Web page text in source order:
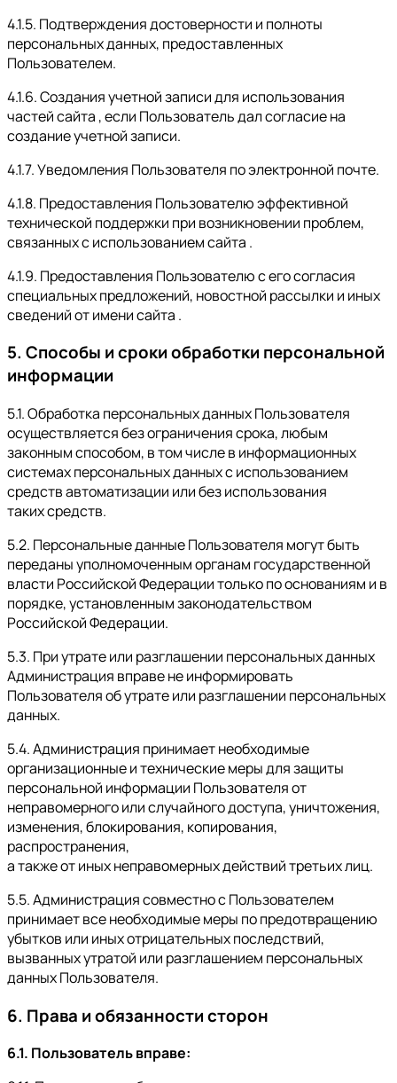
4.1.5. Подтверждения достоверности и полноты
персональных данных, предоставленных
Пользователем.
4.1.6. Создания учетной записи для использования
частей сайта , если Пользователь дал согласие на
создание учетной записи.
4.1.7. Уведомления Пользователя по электронной почте.
4.1.8. Предоставления Пользователю эффективной
технической поддержки при возникновении проблем,
связанных с использованием сайта .
4.1.9. Предоставления Пользователю с его согласия
специальных предложений, новостной рассылки и иных
сведений от имени сайта .
5. Способы и сроки обработки персональной
информации
5.1. Обработка персональных данных Пользователя
осуществляется без ограничения срока, любым
законным способом, в том числе в информационных
системах персональных данных с использованием
средств автоматизации или без использования
таких средств.
5.2. Персональные данные Пользователя могут быть
переданы уполномоченным органам государственной
власти Российской Федерации только по основаниям и в
порядке, установленным законодательством
Российской Федерации.
5.3. При утрате или разглашении персональных данных
Администрация вправе не информировать
Пользователя об утрате или разглашении персональных
данных.
5.4. Администрация принимает необходимые
организационные и технические меры для защиты
персональной информации Пользователя от
неправомерного или случайного доступа, уничтожения,
изменения, блокирования, копирования,
распространения,
а также от иных неправомерных действий третьих лиц.
5.5. Администрация совместно с Пользователем
принимает все необходимые меры по предотвращению
убытков или иных отрицательных последствий,
вызванных утратой или разглашением персональных
данных Пользователя.
6. Права и обязанности сторон
6.1. Пользователь вправе: